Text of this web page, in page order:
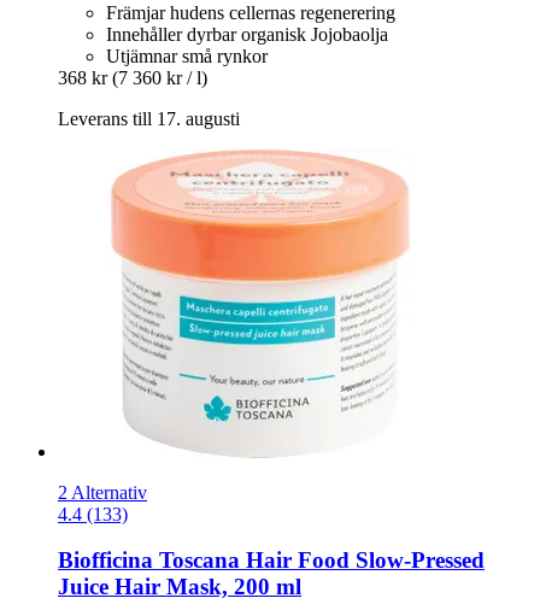
Främjar hudens cellernas regenerering
Innehåller dyrbar organisk Jojobaolja
Utjämnar små rynkor
368 kr (7 360 kr / l)
Leverans till 17. augusti
2 Alternativ
4.4 (133)
Biofficina Toscana Hair Food Slow-​Pressed
Juice Hair Mask, 200 ml